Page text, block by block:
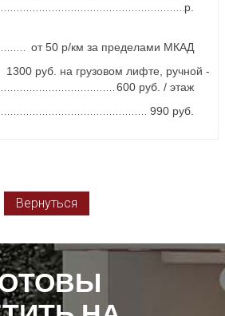
р.
от 50 р/км за пределами МКАД
1300 руб. на грузовом лифте, ручной -
600 руб. / этаж
990 руб.
Вернуться